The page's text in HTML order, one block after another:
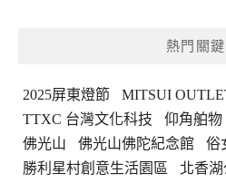
熱門關
2025屏東燈節
MITSUI
TTXC 台灣文化科技
仰角舶物
佛光山
佛光山佛陀紀念館
俗
勝利星村創意生活園區
北香湖